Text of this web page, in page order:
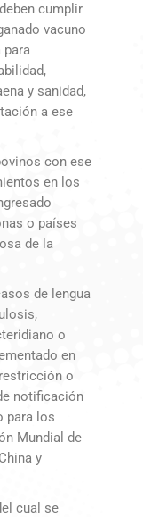
cumplir
vacuno
para
y sanidad,
a ese
con ese
en los
o países
de la
de lengua
o
en
o
notificación
para los
Mundial de
y
cual se